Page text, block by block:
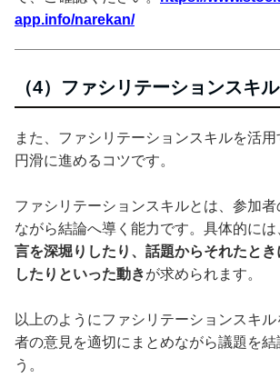
app.info/narekan/
（4）ファシリテーションスキ
また、ファシリテーションスキルを活
円滑に進めるコツです。
ファシリテーションスキルとは、参加
ながら結論へ導く能力です。具体的には
言を深堀りしたり、話題からそれたと
したりといった動きが求められます。
以上のようにファシリテーションスキ
者の意見を適切にまとめながら議題を結
う。